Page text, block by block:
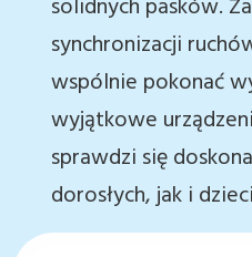
solidnych pasków.
synchronizacji
wspólnie pokonać
wyjątkowe
sprawdzi się
dorosłych, jak i